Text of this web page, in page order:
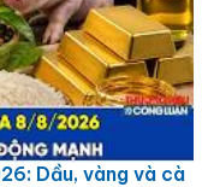
Dầu, vàng và cà